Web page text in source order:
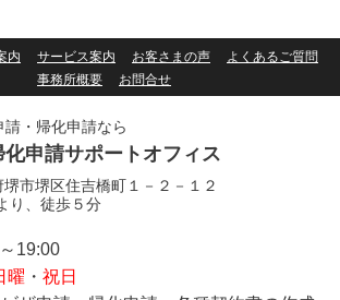
内 サービス案内 お客さまの声
よくあるご質問
事務所概要
お問合せ
・帰化申請なら
申請サポートオフィス
市堺区住吉橋町１－２－１２
り、徒歩５分
19:00
曜 ・ 祝日